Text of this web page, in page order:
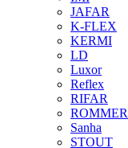
JAFAR
K-FLEX
KERMI
LD
Luxor
Reflex
RIFAR
ROMMER
Sanha
STOUT